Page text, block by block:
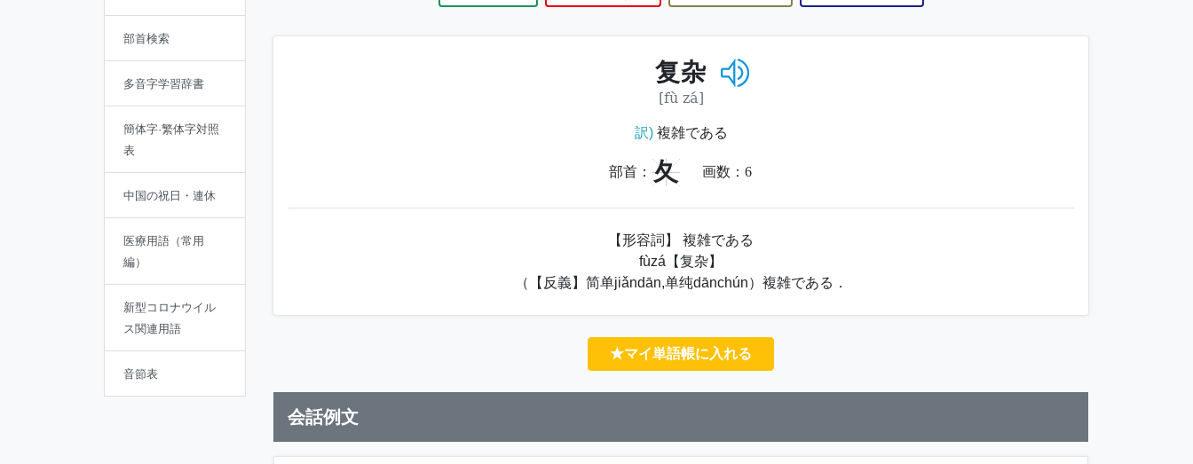
部首検索
多音字学習辞書
簡体字·繁体字対照
表
中国の祝日・連休
医療用語（常用
編）
新型コロナウイル
ス関連用語
音節表
复杂
[fù zá]
訳)複雑である
部首： 夂 画数： 6
【形容詞】 複雑である
fùzá【复杂】
（【反義】简单jiǎndān,单纯dānchún）複雑である．
★マイ単語帳に入れる
会話例文